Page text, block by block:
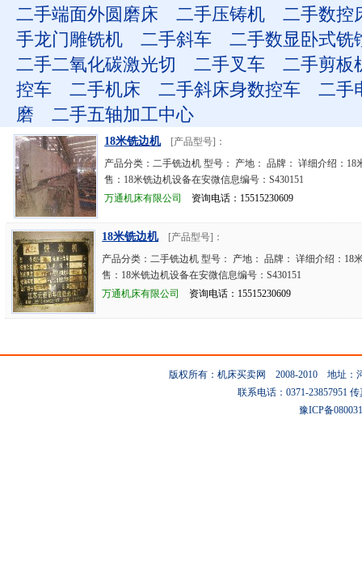
二手端面外圆磨床
二手压铸机
二手数控
手龙门雕铣机
二手斜车
二手数显卧式铣
二手二氧化碳激光切
二手叉车
二手剪板
控车
二手机床 二手斜床身数控车
二手
磨
二手五轴加工中心
18米铣边机
[产品型号]：
产品分类：二手铣边机 型号： 产地： 品牌： 详细介绍：18
售：18米铣边机设备在安微信息编号：S430151
万通机床有限公司
资询电话：15515230609
18米铣边机
[产品型号]：
产品分类：二手铣边机 型号： 产地： 品牌： 详细介绍：18
售：18米铣边机设备在安微信息编号：S430151
万通机床有限公司
资询电话：15515230609
版权所有：机床买卖网 2008-2010 地址：
联系电话：0371-23857951
豫ICP备